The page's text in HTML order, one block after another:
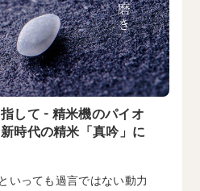
して - 精米機のパイオ
時代の精米「真吟」に
いっても過言ではない動力